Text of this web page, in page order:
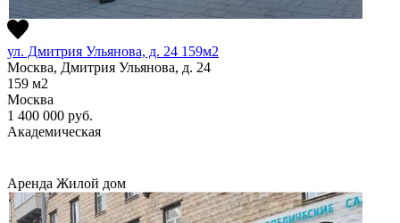
ул. Дмитрия Ульянова, д. 24 159м2
Москва, Дмитрия Ульянова, д. 24
159 м2
Москва
1 400 000 руб.
Академическая
Аренда Жилой дом